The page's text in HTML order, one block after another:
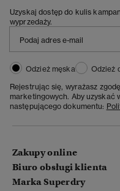
Uzyskaj dostęp do kulis
wyprzedaży.
Odzież męska
Odzież
Rejestrując się, wyrażasz
marketingowych. Aby uzyskać
następującego dokumentu:
Zakupy online
Biuro obsługi klienta
Marka Superdry